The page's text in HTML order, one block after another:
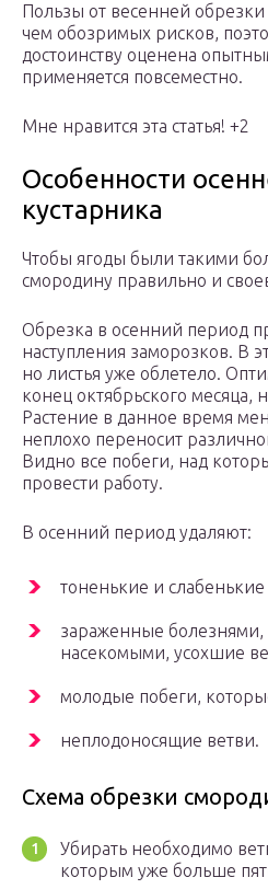
Пользы от весенней
чем обозримых рисков,
достоинству оценена
применяется повсеместно.
Мне нравится эта статья! +2
Особенности
кустарника
Чтобы ягоды были такими
смородину правильно и
Обрезка в осенний период
наступления заморозков. В
но листья уже облетело.
конец октябрьского месяца,
Растение в данное время
неплохо переносит
Видно все побеги, над
провести работу.
В осенний период удаляют:
тоненькие и слабенькие
зараженные
насекомыми, усохшие
молодые побеги,
неплодоносящие ветви.
Схема обрезки
Убирать необходимо
которым уже больше